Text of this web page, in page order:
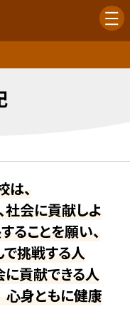
、
社会に貢献しよ
ることを願い、
挑戦する人
貢献できる人
身ともに健康